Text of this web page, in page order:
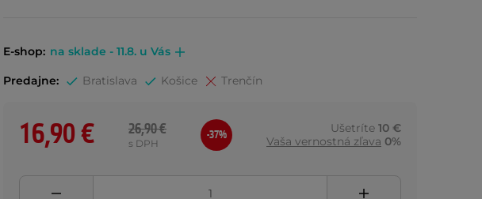
E-shop: na sklade - 11.8. u Vás
Predajne: Bratislava Košice Trenčín
16,90 € 26,90 €
s DPH
-37% Ušetríte 10 €
Vaša vernostná zľava 0%